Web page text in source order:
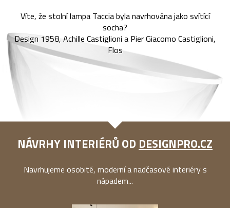
Víte, že stolní lampa Taccia byla navrhována jako svítící
socha?
Design 1958, Achille Castiglioni a Pier Giacomo Castiglioni,
Flos
NÁVRHY INTERIÉRŮ OD DESIGNPRO.CZ
Navrhujeme osobité, moderní a nadčasové interiéry s
nápadem...